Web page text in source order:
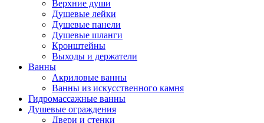
Верхние души
Душевые лейки
Душевые панели
Душевые шланги
Кронштейны
Выходы и держатели
Ванны
Акриловые ванны
Ванны из искусственного камня
Гидромассажные ванны
Душевые ограждения
Двери и стенки